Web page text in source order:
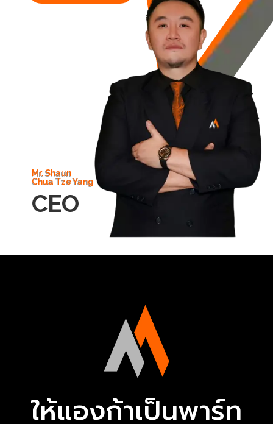
Mr. Shaun
Chua Tze Yang
CEO
ให้แองก้าเป็นพาร์ท